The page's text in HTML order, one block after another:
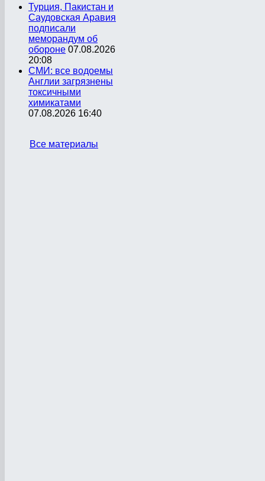
Турция, Пакистан и
Саудовская Аравия
подписали
меморандум об
обороне 07.08.2026
20:08
СМИ: все водоемы
Англии загрязнены
токсичными
химикатами
07.08.2026 16:40
Все материалы